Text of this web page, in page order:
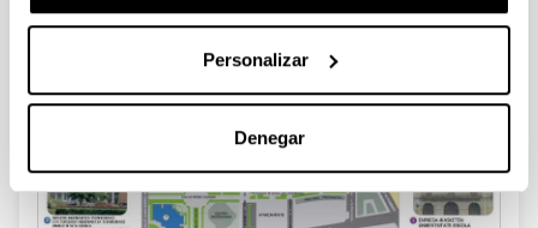
Personalizar
Denegar